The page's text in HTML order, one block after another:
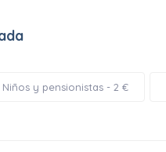
Niños y pensionistas - 2 €